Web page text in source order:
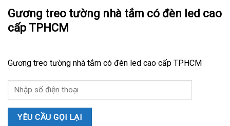
Gương treo tường nhà tắm có đèn led cao
cấp TPHCM
Gương treo tường nhà tắm có đèn led cao cấp TPHCM